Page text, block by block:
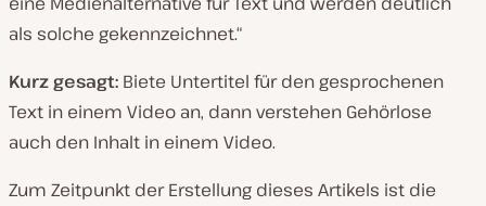
als solche gekennzeichnet.“
Kurz gesagt: Biete Untertitel für den gesprochenen
Text in einem Video an, dann verstehen Gehörlose
auch den Inhalt in einem Video.
Zum Zeitpunkt der Erstellung dieses Artikels ist die